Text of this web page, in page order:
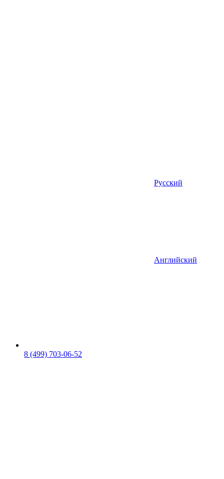
Русский
Английский
8 (499) 703-06-52